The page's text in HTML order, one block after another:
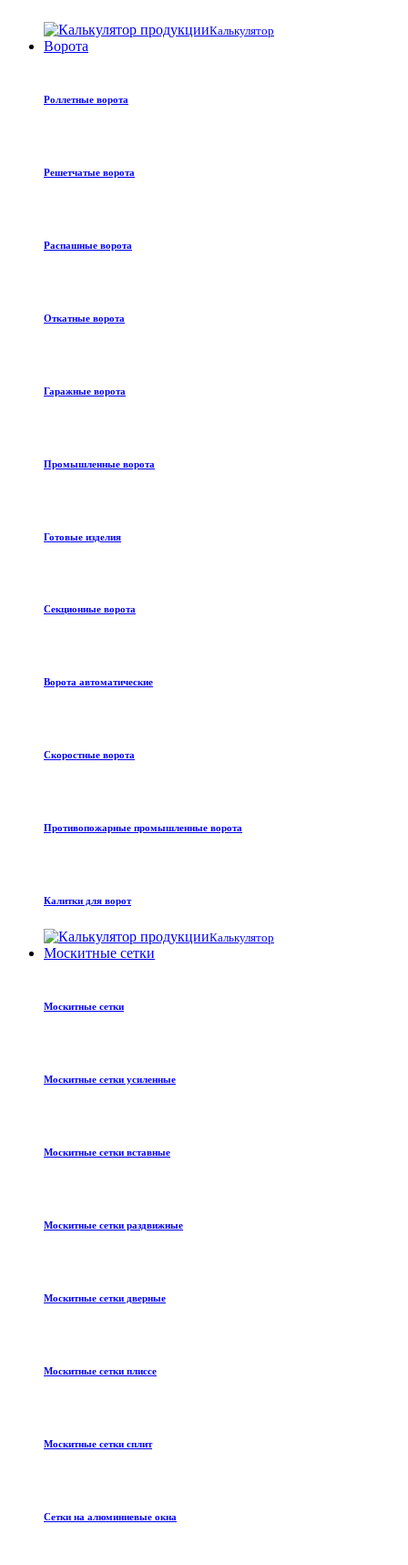
Калькулятор
Ворота
Роллетные ворота
Решетчатые ворота
Распашные ворота
Откатные ворота
Гаражные ворота
Промышленные ворота
Готовые изделия
Секционные ворота
Ворота автоматические
Скоростные ворота
Противопожарные промышленные ворота
Калитки для ворот
Калькулятор
Москитные сетки
Москитные сетки
Москитные сетки усиленные
Москитные сетки вставные
Москитные сетки раздвижные
Москитные сетки дверные
Москитные сетки плиссе
Москитные сетки сплит
Сетки на алюминиевые окна